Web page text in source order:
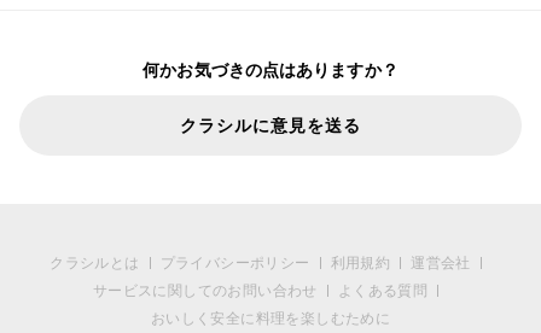
何かお気づきの点はありますか？
クラシルに意見を送る
クラシルとは プライバシーポリシー 利用規約
運営会社
サービスに関してのお問い合わせ
よくある質問
おいしく安全に料理を楽しむために